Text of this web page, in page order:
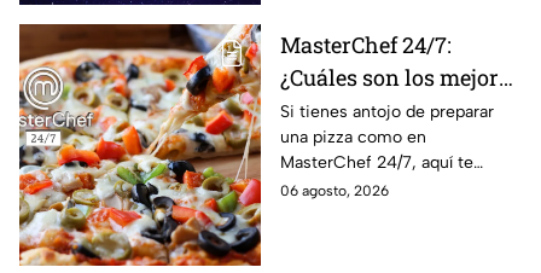
MasterChef 24/7:
¿Cuáles son los mejores
quesos para preparar
pizza en casa?
Si tienes antojo de preparar
una pizza como en
MasterChef 24/7, aquí te
contamos todo lo que debes
06 agosto, 2026